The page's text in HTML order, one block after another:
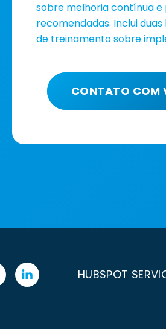
sobre melhoria contínua
recomendadas. Inclui
de treinamento sobre
CONTATO COM
HUBSPOT